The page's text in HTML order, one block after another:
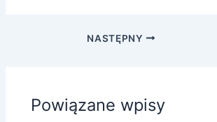
NASTĘPNY
Powiązane wpisy